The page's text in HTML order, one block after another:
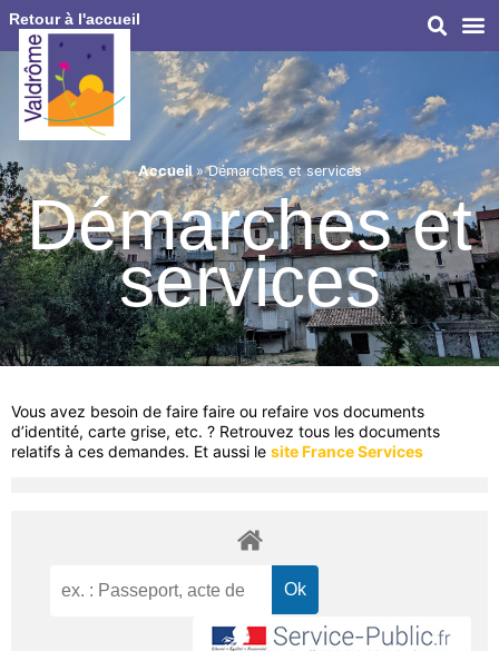
Retour à l'accueil
Accueil»Démarches et services
Démarches et
services
Vous avez besoin de faire faire ou refaire vos documents
d’identité, carte grise, etc. ? Retrouvez tous les documents
relatifs à ces demandes. Et aussi le site France Services